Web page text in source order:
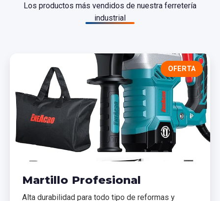
Los productos más vendidos de nuestra ferretería
industrial
OFERTA
Martillo Profesional
Alta durabilidad para todo tipo de reformas y